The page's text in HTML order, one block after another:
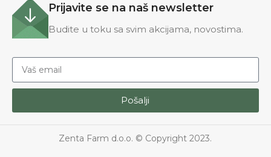
Prijavite se na naš newsletter
Budite u toku sa svim akcijama, novostima.
Pošalji
Zenta Farm d.o.o. © Copyright 2023.